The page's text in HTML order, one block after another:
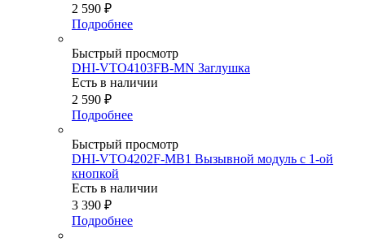
2 590 ₽
Подробнее
Быстрый просмотр
DHI-VTO4103FB-MN Заглушка
Есть в наличии
2 590 ₽
Подробнее
Быстрый просмотр
DHI-VTO4202F-MB1 Вызывной модуль с 1-ой
кнопкой
Есть в наличии
3 390 ₽
Подробнее